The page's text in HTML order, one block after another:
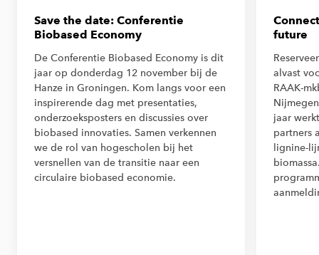
Save the date: Conferentie
Biobased Economy
De Conferentie Biobased Economy is dit
jaar op donderdag 12 november bij de
Hanze in Groningen. Kom langs voor een
inspirerende dag met presentaties,
onderzoeksposters en discussies over
biobased innovaties. Samen verkennen
we de rol van hogescholen bij het
versnellen van de transitie naar een
circulaire biobased economie.
future
alvast
RAAK-
jaar
partners
lignine-